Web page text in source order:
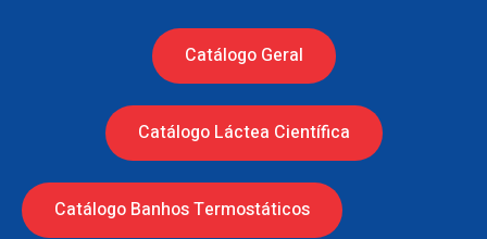
Catálogo Geral
Catálogo Láctea Científica
Catálogo Banhos Termostáticos